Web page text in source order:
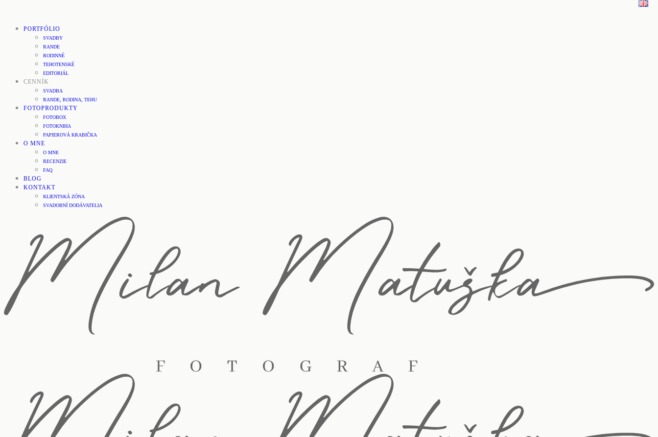
PORTFÓLIO
SVADBY
RANDE
RODINNÉ
TEHOTENSKÉ
EDITORIÁL
CENNÍK
SVADBA
RANDE, RODINA, TEHU
FOTOPRODUKTY
FOTOBOX
FOTOKNIHA
PAPIEROVÁ KRABIČKA
O MNE
O MNE
RECENZIE
FAQ
BLOG
KONTAKT
KLIENTSKÁ ZÓNA
SVADOBNÍ DODÁVATELIA